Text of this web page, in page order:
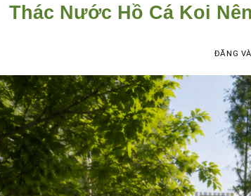
Thác Nước Hồ Cá Koi
ĐĂNG